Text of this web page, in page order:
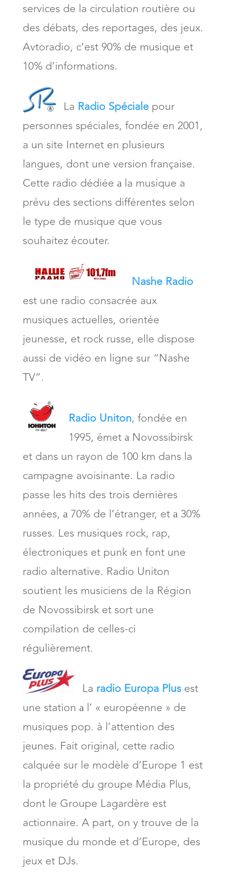
services de la circulation routière ou
des débats, des reportages, des jeux.
Avtoradio, c’est 90% de musique et
10% d’informations.
La Radio Spécialepour
personnes spéciales, fondée en 2001,
a un site Internet en plusieurs
langues, dont une version française.
Cette radio dédiée а la musique a
prévu des sections différentes selon
le type de musique que vous
souhaitez écouter.
Nashe Radio
est une radio consacrée aux
musiques actuelles, orientée
jeunesse, et rock russe, elle dispose
aussi de vidéo en ligne sur “Nashe
TV”.
Radio Uniton, fondée en
1995, émet а Novossibirsk
et dans un rayon de 100 km dans la
campagne avoisinante. La radio
passe les hits des trois dernières
années, а 70% de l’étranger, et а 30%
russes. Les musiques rock, rap,
électroniques et punk en font une
radio alternative. Radio Uniton
soutient les musiciens de la Région
de Novossibirsk et sort une
compilation de celles-ci
régulièrement.
La radio Europa Plusest
une station а l’ « européenne » de
musiques pop. à l’attention des
jeunes. Fait original, cette radio
calquée sur le modèle d’Europe 1 est
la propriété du groupe Média Plus,
dont le Groupe Lagardère est
actionnaire. A part, on y trouve de la
musique du monde et d’Europe, des
jeux et DJs.